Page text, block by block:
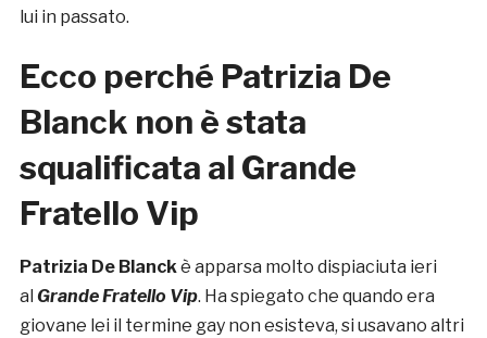
lui in passato.
Ecco perché Patrizia De
Blanck non è stata
squalificata al Grande
Fratello Vip
Patrizia De Blanckè apparsa molto dispiaciuta ieri
al Grande Fratello Vip. Ha spiegato che quando era
giovane lei il termine gay non esisteva, si usavano altri